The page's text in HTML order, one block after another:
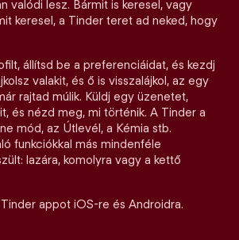
valódi lesz. Bármit is keresel, vagy
keresel, a Tinder teret ad neked, hogy
állítsd be a preferenciáidat, és kezdj
valakit, és ő is visszalájkol, az egy
rajtad múlik. Küldj egy üzenetet,
és nézd meg, mi történik. A Tinder a
mód, az Útlevél, a Kémia stb.
funkciókkal más mindenféle
lazára, komolyra vagy a kettő
appot iOS-re és Androidra.